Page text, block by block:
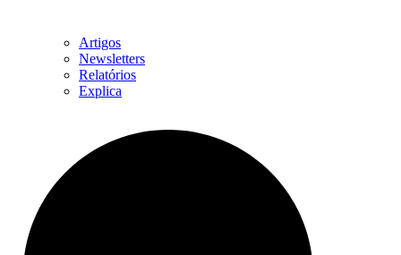
Artigos
Newsletters
Relatórios
Explica